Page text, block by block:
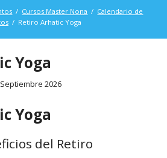
Cursos Master Nona
Calendario de
Retiro Arhatic Yoga
Yoga
2026
Yoga
del Retiro